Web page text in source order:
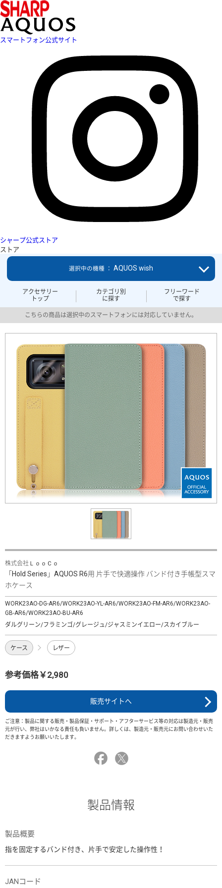
スマートフォン公式サイト
シャープ公式ストア
ストア
アクセサリー
トップ
カテゴリ別
に探す
フリーワード
で探す
選択中の機種 ： AQUOS wish
こちらの商品は選択中のスマートフォンには対応していません。
株式会社ＬｏｏＣｏ
「Hold Series」AQUOS R6用 片手で快適操作 バンド付き手帳型スマ
ホケース
WORK23AO-DG-AR6/WORK23AO-YL-AR6/WORK23AO-FM-AR6/WORK23AO-
GB-AR6/WORK23AO-BU-AR6
ダルグリーン/フラミンゴ/グレージュ/ジャスミンイエロー/スカイブルー
ケース レザー
参考価格￥2,980
販売サイトへ
ご注意：製品に関する販売・製品保証・サポート・アフターサービス等の対応は製造元・販売
元が行い、弊社はいかなる責任も負いません。詳しくは、製造元・販売元にお問い合わせいた
だきますようお願いいたします。
製品情報
製品概要
指を固定するバンド付き、片手で安定した操作性！
JANコード